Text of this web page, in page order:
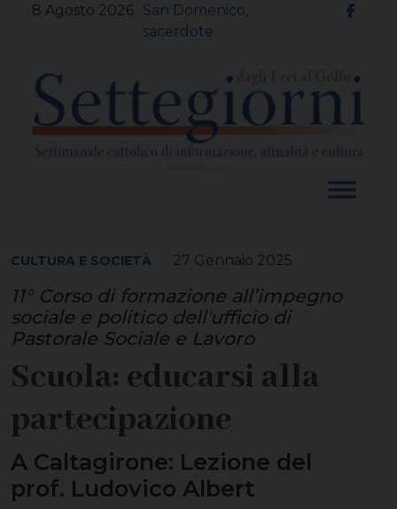
8 Agosto 2026 San Domenico,
sacerdote
27 Gennaio 2025
CULTURA E SOCIETÀ
11° Corso di formazione all’impegno
sociale e politico dell'ufficio di
Pastorale Sociale e Lavoro
Scuola: educarsi alla
partecipazione
A Caltagirone: Lezione del
prof. Ludovico Albert